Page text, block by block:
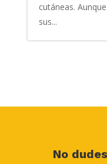
cutáneas.
sus...
No